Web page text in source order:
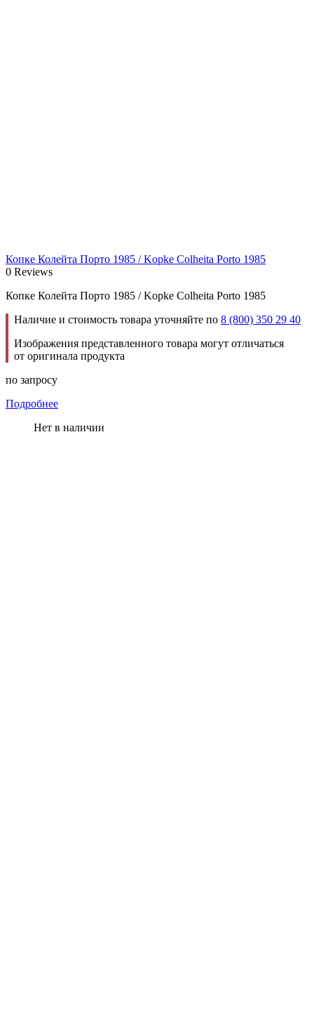
Копке Колейта Порто 1985 / Kopke Colheita Porto 1985
0 Reviews
Копке Колейта Порто 1985 / Kopke Colheita Porto 1985
Наличие и стоимость товара уточняйте по 8 (800) 350 29 40
Изображения представленного товара могут отличаться
от оригинала продукта
по запросу
Подробнее
Нет в наличии